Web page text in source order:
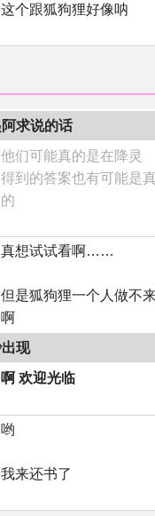
这个跟狐狗狸好像呐
求说的话
他们可能真的是在降灵
得到的答案也有可能是
的
真想试试看啊……
但是狐狗狸一个人做不
啊
现
啊 欢迎光临
哟
我来还书了